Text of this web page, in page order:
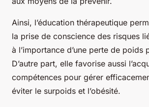
Ainsi, l’éducation thérapeutique
la prise de conscience des risques
à l’importance d’une perte de poids
D’autre part, elle favorise aussi
compétences pour gérer
éviter le surpoids et l’obésité.